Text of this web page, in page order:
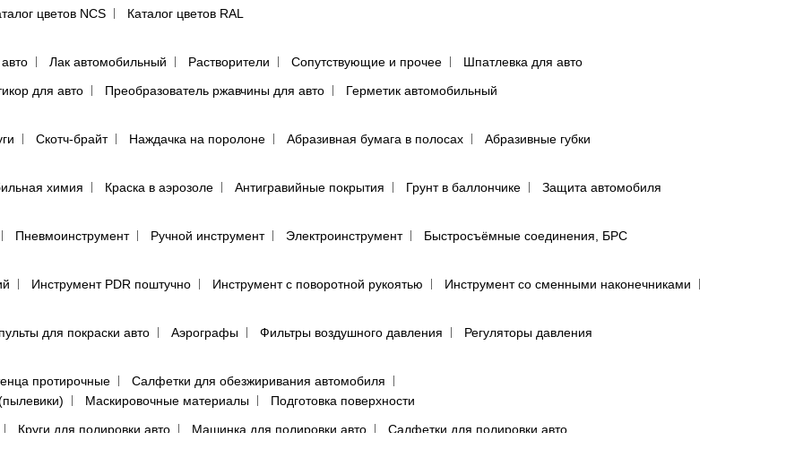
цветов NCS Каталог цветов RAL
Лак автомобильный Растворители Сопутствующие и прочее
Шпатлевка для авто
для авто
Преобразователь ржавчины для авто Герметик автомобильный
Скотч-брайт Наждачка на поролоне Абразивная бумага в полосах Абразивные губки
химия Краска в аэрозоле Антигравийные покрытия Грунт в баллончике Защита автомобиля
Пневмоинструмент Ручной инструмент Электроинструмент Быстросъёмные соединения, БРС
Инструмент PDR поштучно Инструмент с поворотной рукоятью Инструмент со сменными наконечниками
для покраски авто Аэрографы Фильтры воздушного давления Регуляторы давления
протирочные
Салфетки для обезжиривания автомобиля
Маскировочные материалы
Подготовка поверхности
Круги для полировки авто
Машинка для полировки авто Салфетки для полировки авто